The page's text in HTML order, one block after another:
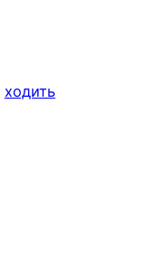
ходить